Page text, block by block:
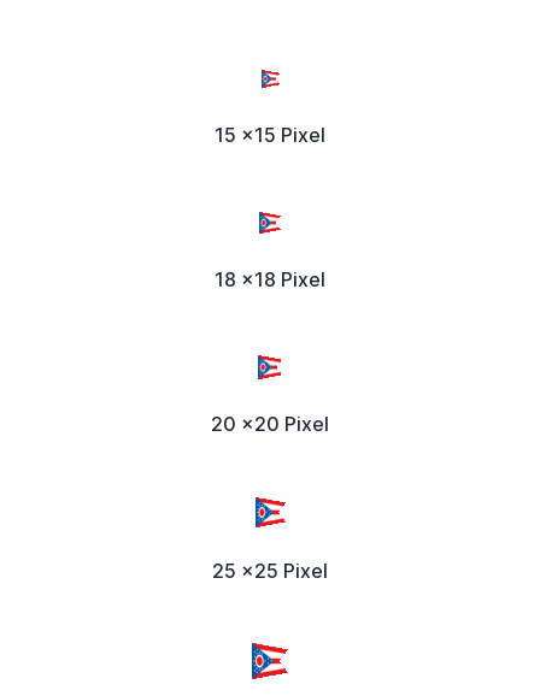
15 x15 Pixel
18 x18 Pixel
20 x20 Pixel
25 x25 Pixel